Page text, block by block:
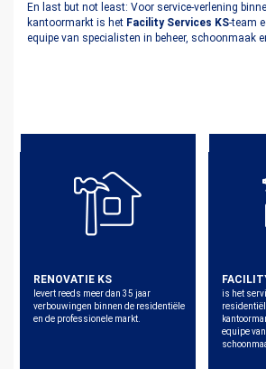
En last but not least: Voor service-verlening
kantoormarkt is het Facility Services KS-team
equipe van specialisten in beheer, schoonmaak
RENOVATIE KS
levert reeds meer dan 35 jaar
verbouwingen binnen de residentiële
en de professionele markt.
is het
equipe